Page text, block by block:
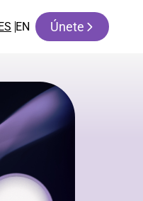
EN Únete